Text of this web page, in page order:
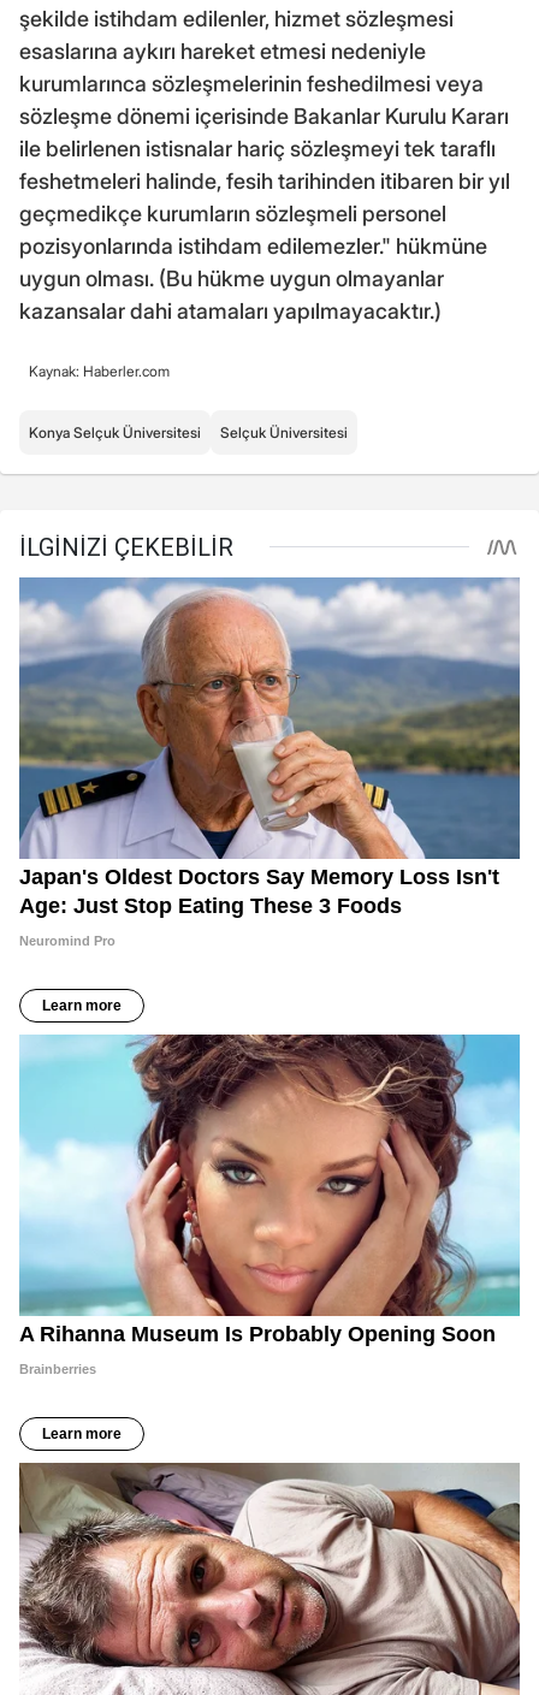
şekilde istihdam edilenler, hizmet sözleşmesi
esaslarına aykırı hareket etmesi nedeniyle
kurumlarınca sözleşmelerinin feshedilmesi veya
sözleşme dönemi içerisinde Bakanlar Kurulu Kararı
ile belirlenen istisnalar hariç sözleşmeyi tek taraflı
feshetmeleri halinde, fesih tarihinden itibaren bir yıl
geçmedikçe kurumların sözleşmeli personel
pozisyonlarında istihdam edilemezler." hükmüne
uygun olması. (Bu hükme uygun olmayanlar
kazansalar dahi atamaları yapılmayacaktır.)
Kaynak: Haberler.com
Konya Selçuk Üniversitesi Selçuk Üniversitesi